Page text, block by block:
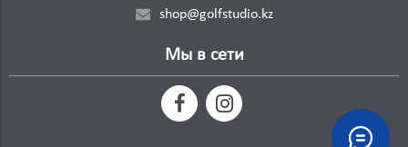
shop@golfstudio.kz
Мы в сети